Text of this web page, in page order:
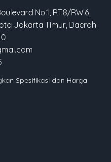
No.1, RT.8/RW.6,
Jakarta Timur, Daerah
Spesifikasi dan Harga